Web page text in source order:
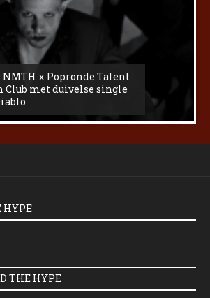
x Popronde Talent
Club met duivelse single
HYPE
THE HYPE